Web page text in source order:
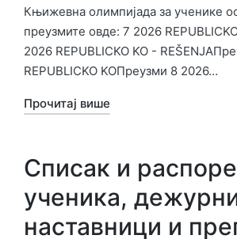
Књижевна олимпијада за ученике
преузмите овде: 7 2026
2026 REPUBLICKO KO -
REPUBLICKO KOПреузми 8 2026…
Прочитај више
Списак и
ученика,
наставници и